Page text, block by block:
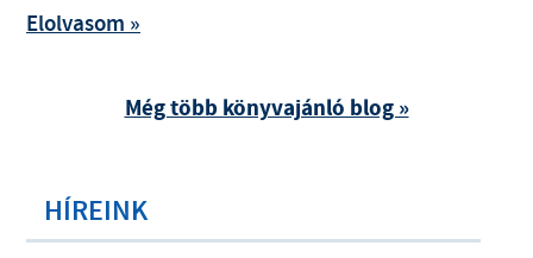
Elolvasom »
Még több könyvajánló blog »
HÍREINK